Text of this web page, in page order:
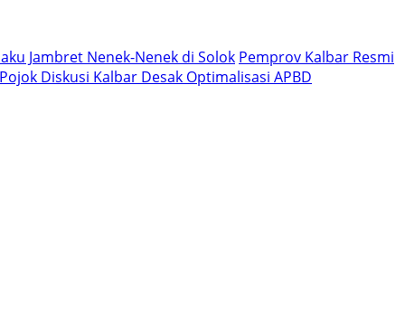
Jambret Nenek-Nenek di Solok Pemprov Kalbar Resmi
Diskusi Kalbar Desak Optimalisasi APBD